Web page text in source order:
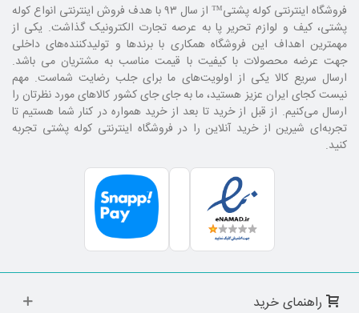
فروشگاه اینترنتی کوله پشتی
™ از سال ۹۳ با هدف فروش اینترنتی انواع کوله
پشتی، کیف و لوازم تحریر پا به عرصه تجارت الکترونیک گذاشت. یکی از
مهمترین اهداف این فروشگاه همکاری با برند‌ها و تولیدکننده‌های داخلی
جهت عرضه محصولات با کیفیت با قیمت مناسب به مشتریان می باشد.
ارسال سریع کالا یکی از اولویت‌های ما برای جلب رضایت شماست. مهم
نیست کجای ایران عزیز هستید، ما به جای جای کشور کالا‌های مورد نظرتان را
ارسال می‌کنیم. از قبل از خرید تا بعد از خرید همواره در کنار شما هستیم تا
تجربه‌ای شیرین از خرید آنلاین را در فروشگاه اینترنتی کوله پشتی تجربه
کنید.
راهنمای خرید